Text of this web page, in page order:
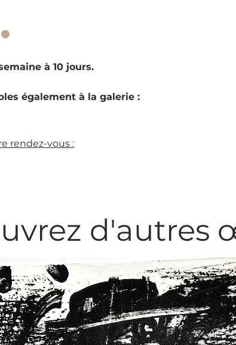
à 10 jours.
également à la galerie :
rendez-vous :
d'autres